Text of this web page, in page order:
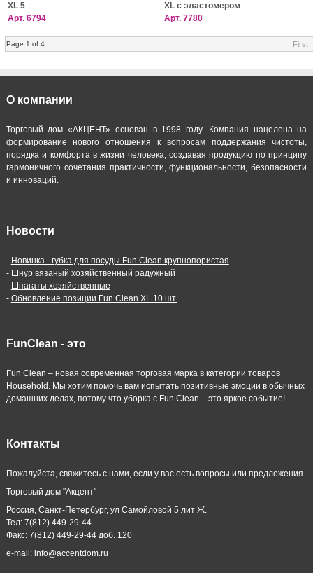
XL 5
Арт. 6794
XL с эластомером
Арт. 7780
Page 1 of 4 First
О компании
Торговый дом «АКЦЕНТ» основан в 1998 году. Компания нацелена на
формирование нового отношения к вопросам поддержания чистоты,
порядка и комфорта в жизни человека, создавая продукцию по принципу
гармоничного сочетания практичности, функциональности, безопасности
и инноваций.
Новости
- Новинка - губка для посуды Fun Clean крупнопористая
- Шнур вязаный хозяйственный радужный
- Шпагаты хозяйственные
- Обновление позиции Fun Clean XL 10 шт.
FunClean - это
Fun Clean – новая современная торговая марка в категории товаров
Household. Мы хотим помочь вам испытать позитивные эмоции в обычных
домашних делах, потому что уборка с Fun Clean – это яркое событие!
Контакты
Пожалуйста, свяжитесь с нами, если у вас есть вопросы или предложения.
Торговый дом "Акцент"
Россия, Санкт-Петербург, ул Самойловой 5 лит Ж.
Тел: 7(812) 449-29-44
Факс: 7(812) 449-29-44 доб. 120
e-mail: info@accentdom.ru